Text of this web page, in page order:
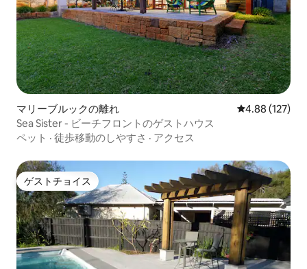
マリーブルックの離れ レビュー127
4.88 (127)
Sea Sister - ビーチフロントのゲストハウス
ペット · 徒歩移動のしやすさ · アクセス
ゲストチョイス
ゲストチョイス